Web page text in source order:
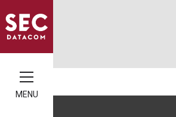
MENU